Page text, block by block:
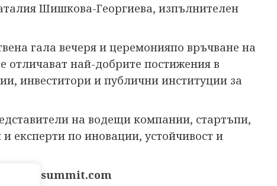
Шишкова-Георгиева, изпълнителен
гала вечеря и церемонияпо връчване на
отличават най-добрите постижения в
инвеститори и публични институции за
на водещи компании, стартъпи,
експерти по иновации, устойчивост и
seeitssummit.com